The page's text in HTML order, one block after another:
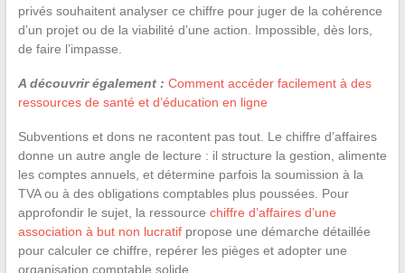
privés souhaitent analyser ce chiffre pour juger de la cohérence
d’un projet ou de la viabilité d’une action. Impossible, dès lors,
de faire l’impasse.
A découvrir également : Comment accéder facilement à des
ressources de santé et d’éducation en ligne
Subventions et dons ne racontent pas tout. Le chiffre d’affaires
donne un autre angle de lecture : il structure la gestion, alimente
les comptes annuels, et détermine parfois la soumission à la
TVA ou à des obligations comptables plus poussées. Pour
approfondir le sujet, la ressource chiffre d’affaires d’une
association à but non lucratifpropose une démarche détaillée
pour calculer ce chiffre, repérer les pièges et adopter une
organisation comptable solide.